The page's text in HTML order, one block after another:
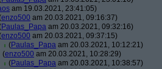
am 19.03.2021, 23:41:05)
enzo500 am 20.03.2021, 09:16:37)
Paulas_Papa am 20.03.2021, 09:32:16)
enzo500 am 20.03.2021, 09:37:15)
(Paulas_Papa am 20.03.2021, 10:12:21)
(enzo500 am 20.03.2021, 10:28:29)
(Paulas_Papa am 20.03.2021, 10:38:57)